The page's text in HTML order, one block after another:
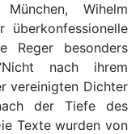
Wihelm
überkonfessionelle
Reger besonders
nach ihrem
vereinigten Dichter
der Tiefe des
Texte wurden von